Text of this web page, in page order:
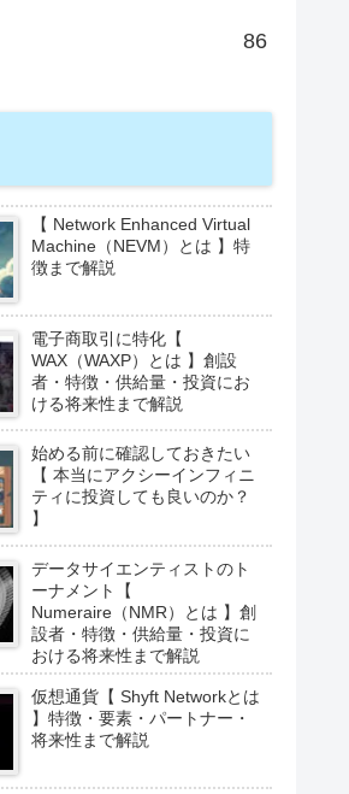
86
【 Network Enhanced Virtual
Machine（NEVM）とは 】特
徴まで解説
電子商取引に特化【
WAX（WAXP）とは 】創設
者・特徴・供給量・投資にお
ける将来性まで解説
始める前に確認しておきたい
【 本当にアクシーインフィニ
ティに投資しても良いのか？
】
データサイエンティストのト
ーナメント【
Numeraire（NMR）とは 】創
設者・特徴・供給量・投資に
おける将来性まで解説
仮想通貨【 Shyft Networkとは
】特徴・要素・パートナー・
将来性まで解説